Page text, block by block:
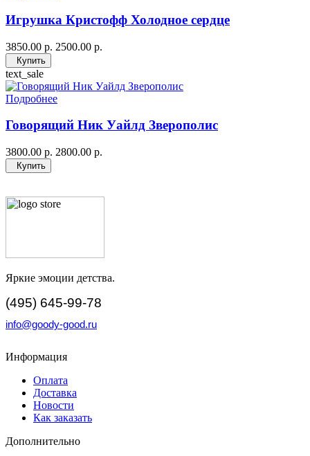
Игрушка Кристофф Холодное сердце
3850.00 р. 2500.00 р.
Купить
text_sale
Подробнее
Говорящий Ник Уайлд Зверополис
3800.00 р. 2800.00 р.
Купить
Яркие эмоции детства.
(495) 645-99-78
info@goody-good.ru
Информация
Оплата
Доставка
Новости
Как заказать
Дополнительно